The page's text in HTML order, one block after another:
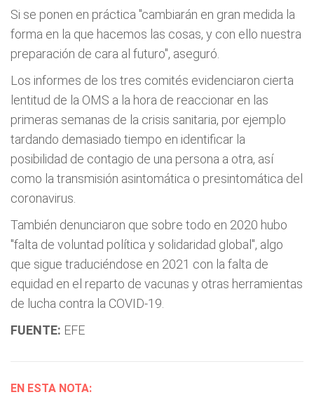
Si se ponen en práctica "cambiarán en gran medida la
forma en la que hacemos las cosas, y con ello nuestra
preparación de cara al futuro", aseguró.
Los informes de los tres comités evidenciaron cierta
lentitud de la OMS a la hora de reaccionar en las
primeras semanas de la crisis sanitaria, por ejemplo
tardando demasiado tiempo en identificar la
posibilidad de contagio de una persona a otra, así
como la transmisión asintomática o presintomática del
coronavirus.
También denunciaron que sobre todo en 2020 hubo
"falta de voluntad política y solidaridad global", algo
que sigue traduciéndose en 2021 con la falta de
equidad en el reparto de vacunas y otras herramientas
de lucha contra la COVID-19.
FUENTE: EFE
EN ESTA NOTA: